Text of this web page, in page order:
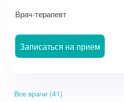
Врач-терапевт
Записаться на прием
Все врачи (41)